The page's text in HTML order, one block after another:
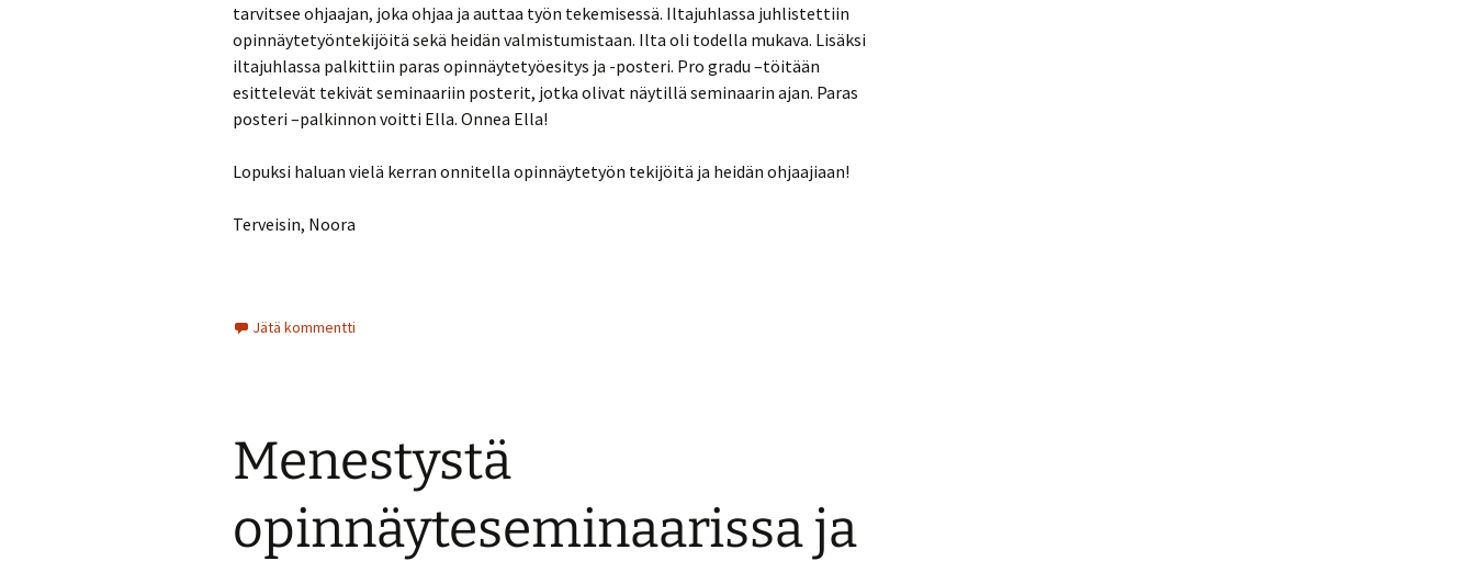
tarvitsee ohjaajan, joka ohjaa ja auttaa työn tekemisessä. Iltajuhlassa juhlistettiin
opinnäytetyöntekijöitä sekä heidän valmistumistaan. Ilta oli todella mukava. Lisäksi
iltajuhlassa palkittiin paras opinnäytetyöesitys ja -posteri. Pro gradu –töitään
esittelevät tekivät seminaariin posterit, jotka olivat näytillä seminaarin ajan. Paras
posteri –palkinnon voitti Ella. Onnea Ella!
Lopuksi haluan vielä kerran onnitella opinnäytetyön tekijöitä ja heidän ohjaajiaan!
Terveisin, Noora
Jätä kommentti
Menestystä
opinnäyteseminaarissa ja